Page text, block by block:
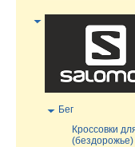
Бег
Кроссовки